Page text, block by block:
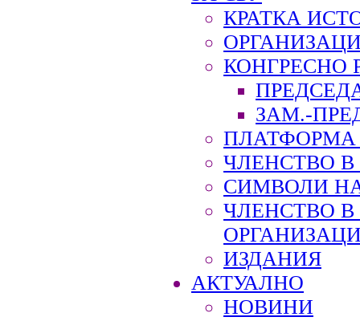
КРАТКА
КОНГРЕСНО
ЗАМ.-
ПЛАТФОРМА
ЧЛЕНСТВО В
СИМВОЛИ
ЧЛЕНСТВО
ИЗДАНИЯ
АКТУАЛНО
НОВИНИ